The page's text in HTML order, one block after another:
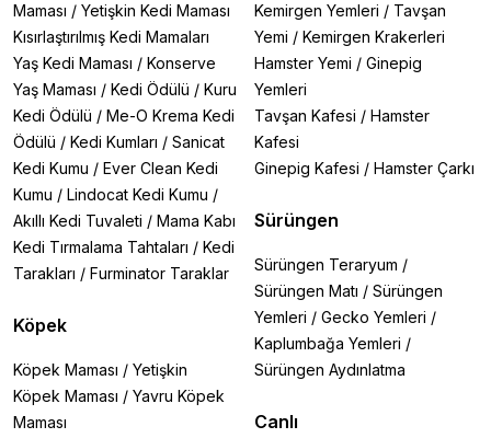
Maması / Yetişkin Kedi Maması
Kısırlaştırılmış Kedi Mamaları
Yaş Kedi Maması / Konserve
Yaş Maması / Kedi Ödülü / Kuru
Kedi Ödülü / Me-O Krema Kedi
Ödülü / Kedi Kumları / Sanicat
Kedi Kumu / Ever Clean Kedi
Kumu / Lindocat Kedi Kumu /
Akıllı Kedi Tuvaleti / Mama Kabı
Kedi Tırmalama Tahtaları / Kedi
Tarakları / Furminator Taraklar
Köpek
Köpek Maması / Yetişkin
Köpek Maması / Yavru Köpek
Maması
Kemirgen Yemleri / Tavşan
Yemi / Kemirgen Krakerleri
Hamster Yemi / Ginepig
Yemleri
Tavşan Kafesi / Hamster
Kafesi
Ginepig Kafesi / Hamster Çarkı
Sürüngen
Sürüngen Teraryum /
Sürüngen Matı / Sürüngen
Yemleri / Gecko Yemleri /
Kaplumbağa Yemleri /
Sürüngen Aydınlatma
Canlı